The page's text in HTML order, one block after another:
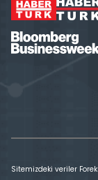
Sitemizdeki veriler